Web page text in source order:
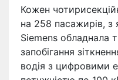
Кожен
на 258 пасажирів,
Siemens обладнала
запобігання
водія з цифровими